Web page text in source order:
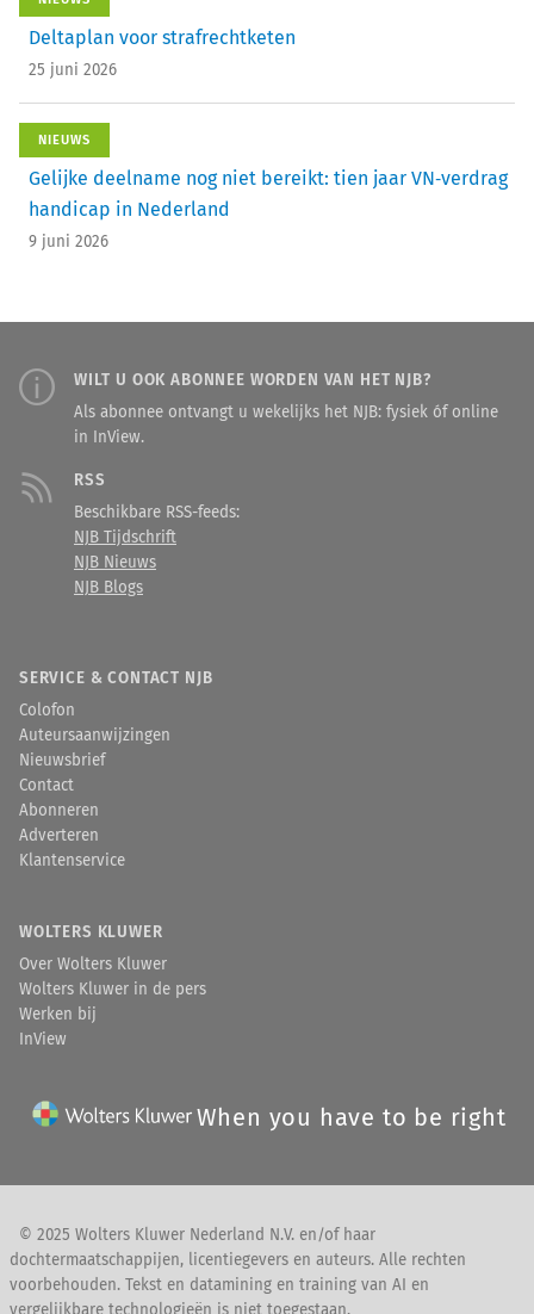
Deltaplan voor strafrechtketen
25 juni 2026
NIEUWS
Gelijke deelname nog niet bereikt: tien jaar VN‑verdrag
handicap in Nederland
9 juni 2026
WILT U OOK ABONNEE WORDEN VAN HET NJB?
Als abonnee ontvangt u wekelijks het NJB: fysiek óf online
in InView.
RSS
Beschikbare RSS-feeds:
NJB Tijdschrift
NJB Nieuws
NJB Blogs
SERVICE & CONTACT NJB
Colofon
Auteursaanwijzingen
Nieuwsbrief
Contact
Abonneren
Adverteren
Klantenservice
WOLTERS KLUWER
Over Wolters Kluwer
Wolters Kluwer in de pers
Werken bij
InView
When you have to be right
© 2025 Wolters Kluwer Nederland N.V. en/of haar
dochtermaatschappijen, licentiegevers en auteurs. Alle rechten
voorbehouden. Tekst en datamining en training van AI en
vergelijkbare technologieën is niet toegestaan.